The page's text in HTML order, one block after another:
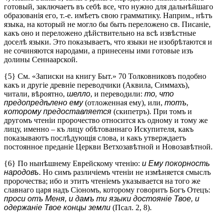
готовый, заключаетъ въ себѣ все, что нужно для дальнѣйшаго
образованія его, т.-е. имѣетъ свою грамматику. Наприм., нѣтъ
языка, на который не могло бы быть переложено св. Писаніе,
какъ оно и переложено дѣйствительно на всѣ извѣстные
доселѣ языки. Это показываетъ, что языки не изобрѣтаются и
не сочиняются народами, а принесены ими готовые изъ
долины Сеннаарской.
{5} См. «Записки на книгу Быт.» 70 Толковниковъ подобно
какъ и другіе древніе переводчики (Аквила, Симмахъ),
читали, вѣроятно, шелло, и переводили: то, что
предопредѣлено ему(отложенная ему), или, тотъ,
которому предоставляется (скипетръ). При томъ и
другомъ чтеніи пророчество относится къ одному и тому же
лицу, именно – къ лицу обѣтованнаго Искупителя, какъ
показываютъ послѣдующія слова, и какъ утверждаетъ
постоянное преданіе Церкви Ветхозавѣтной и Новозавѣтной.
{6} По нынѣшнему Еврейскому чтенію: и Ему покорность
народовъ. Но симъ различіемъ чтеніи не измѣняется смыслъ
пророчества; ибо и этитъ чтеніемъ указывается на того же
славнаго царя надъ Сіономъ, которому говоритъ Богъ Отецъ:
проси отъ Меня, и дамъ ти языки достояніе Твое, и
одержаніе Твое концы земли (Псал. 2, 8).